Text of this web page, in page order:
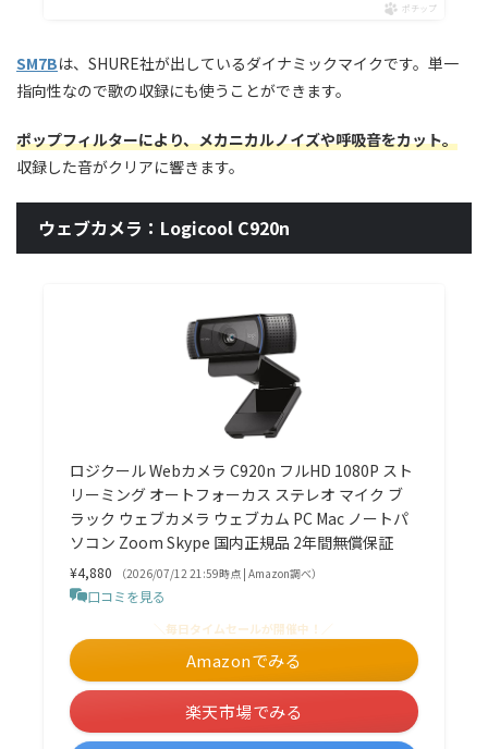
ポチップ
SM7Bは、SHURE社が出しているダイナミックマイクです。単一
指向性なので歌の収録にも使うことができます。
ポップフィルターにより、メカニカルノイズや呼吸音をカット。
収録した音がクリアに響きます。
ウェブカメラ：Logicool C920n
ロジクール Webカメラ C920n フルHD 1080P スト
リーミング オートフォーカス ステレオ マイク ブ
ラック ウェブカメラ ウェブカム PC Mac ノートパ
ソコン Zoom Skype 国内正規品 2年間無償保証
¥4,880 （2026/07/12 21:59時点 | Amazon調べ）
口コミを見る
＼毎日タイムセールが開催中！／
Amazonでみる
楽天市場でみる